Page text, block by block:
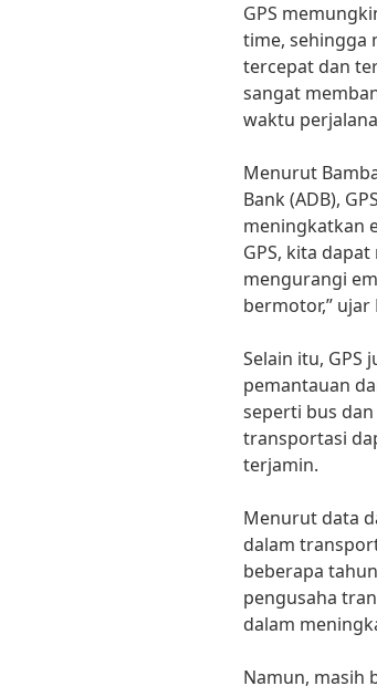
GPS
time, sehingga
tercepat dan
sangat
waktu
Menurut
Bank (ADB),
meningkatkan
GPS, kita
mengurangi
bermotor,” ujar
Selain itu,
pemantauan
seperti bus
transportasi
terjamin.
Menurut data
dalam
beberapa
pengusaha
dalam
Namun, masih